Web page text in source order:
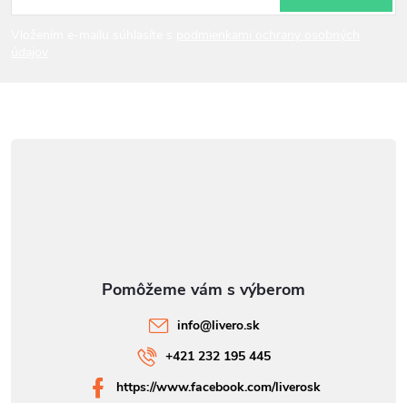
info@livero.sk
+421 232 195 445
https://www.facebook.com/liverosk